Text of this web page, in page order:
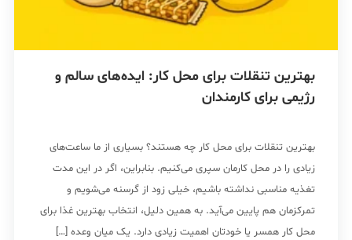
بهترین تنقلات برای محل کار: ایده‌های سالم و
رژیمی برای کارمندان
بهترین تنقلات برای محل کار چه هستند؟ بسیاری از ما ساعت‌های
زیادی را در محل کارمان سپری می‌کنیم. بنابراین، اگر در این مدت
تغذیه مناسبی نداشته باشیم، خیلی زود از گرسنه می‌شویم و
تمرکزمان هم پایین می‌آید. به همین دلیل، انتخاب بهترین غذا برای
محل کار همسر یا خودتان اهمیت زیادی دارد. یک میان وعده […]